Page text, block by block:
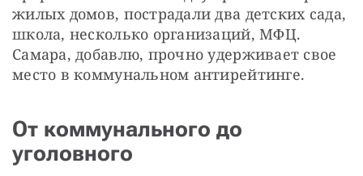
жилых домов, пострадали два детских сада,
школа, несколько организаций, МФЦ.
Самара, добавлю, прочно удерживает свое
место в коммунальном антирейтинге.
От коммунального до
уголовного